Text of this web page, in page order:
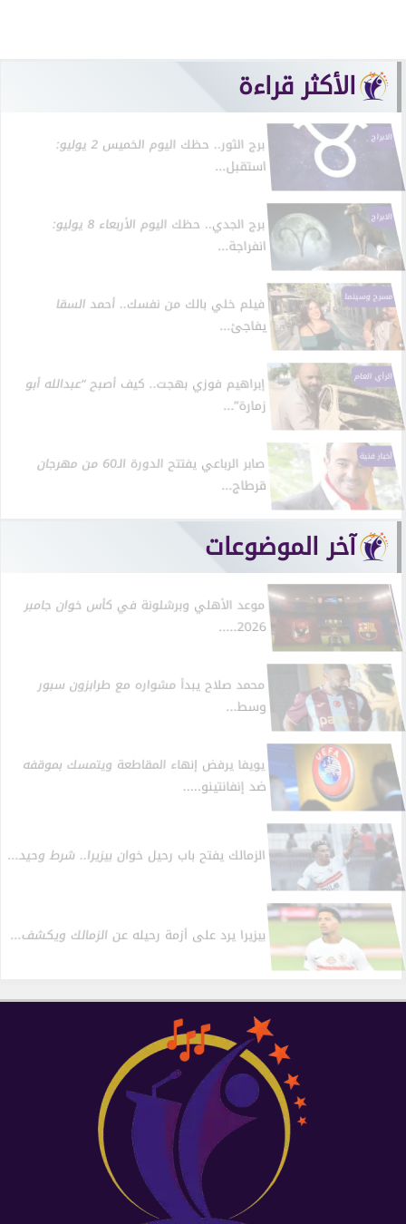
الأكثر قراءة
الابراج برج الثور.. حظك اليوم الخميس 2 يوليو:
استقبل...
الابراج برج الجدي.. حظك اليوم الأربعاء 8 يوليو:
انفراجة...
مسرح وسينما فيلم خلي بالك من نفسك.. أحمد السقا
يفاجئ...
الرأي العام إبراهيم فوزي بهجت.. كيف أصبح “عبدالله أبو
زمارة”...
أخبار فنية صابر الرباعي يفتتح الدورة الـ60 من مهرجان
قرطاج...
آخر الموضوعات
موعد الأهلي وبرشلونة في كأس خوان جامبر
2026.....
محمد صلاح يبدأ مشواره مع طرابزون سبور
وسط...
يويفا يرفض إنهاء المقاطعة ويتمسك بموقفه
ضد إنفانتينو.....
الزمالك يفتح باب رحيل خوان بيزيرا.. شرط وحيد...
بيزيرا يرد على أزمة رحيله عن الزمالك ويكشف...